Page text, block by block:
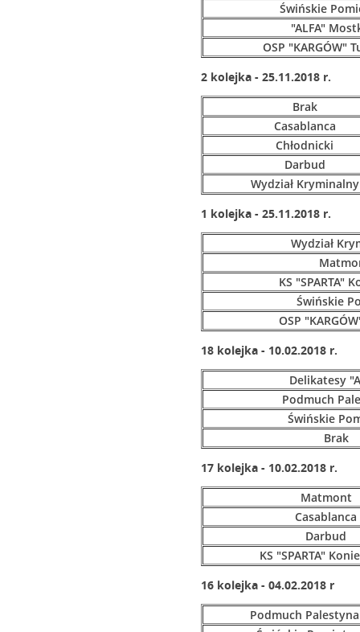
Świńskie
"ALFA"
OSP "KARGÓW"
2 kolejka - 25.11.2018 r.
Brak
Casablanca
Chłodnicki
Darbud
Wydział Kryminalny
1 kolejka - 25.11.2018 r.
Wydział
KS "SPARTA"
Świńskie
OSP
18 kolejka - 10.02.2018 r.
Delikatesy
Podmuch
Świńskie
Brak
17 kolejka - 10.02.2018 r.
Matmont
Casablanca
Darbud
KS "SPARTA"
16 kolejka - 04.02.2018 r
Podmuch Palestyna